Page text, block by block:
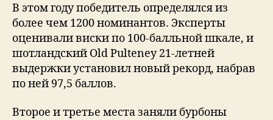
В этом году победитель определялся из
более чем 1200 номинантов. Эксперты
оценивали виски по 100-балльной шкале, и
шотландский Old Pulteney 21-летней
выдержки установил новый рекорд, набрав
по ней 97,5 баллов.
Второе и третье места заняли бурбоны